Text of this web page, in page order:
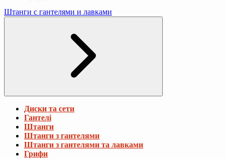
Штанги с гантелями и лавками
Диски та сети
Гантелі
Штанги
Штанги з гантелями
Штанги з гантелями та лавками
Грифи